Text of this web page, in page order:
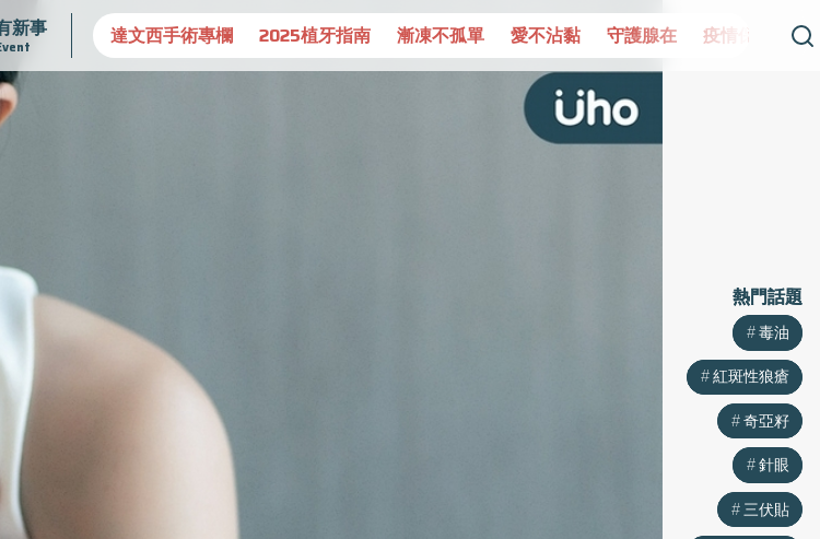
新事
手術專欄 2025植牙指南 漸凍不孤單 愛不沾黏 守護腺在 疫情保衛戰 再生醫學 愛的
熱門話題
毒油
紅斑性狼瘡
奇亞籽
針眼
三伏貼
熱門話題
毒油
紅斑性狼瘡
奇亞籽
針眼
三伏貼